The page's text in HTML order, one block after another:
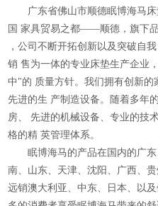
广东省佛山市顺德眠博海马
国 家具贸易之都——顺德，旗下
，公司不断开拓创新以及突破自
销 售为一体的专业床垫生产企业
中"的 质量方针。我们拥有创新
先进的生 产制造设备。随着多年
房、
先进的机械设备、专业的技
格的精 英管理体系。
眠博海马的产品在国内的广
南、山东、天津、沈阳、广西、
远销澳大利亚、中东、日本、以